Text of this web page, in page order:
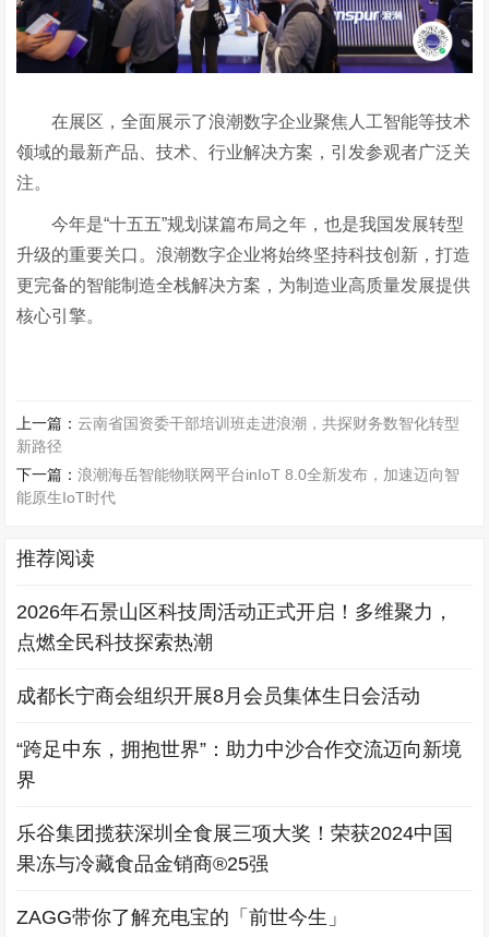
在展区，全面展示了浪潮数字企业聚焦人工智能等技术
领域的最新产品、技术、行业解决方案，引发参观者广泛关
注。
今年是“十五五”规划谋篇布局之年，也是我国发展转型
升级的重要关口。浪潮数字企业将始终坚持科技创新，打造
更完备的智能制造全栈解决方案，为制造业高质量发展提供
核心引擎。
上一篇：云南省国资委干部培训班走进浪潮，共探财务数智化转型
新路径
下一篇：浪潮海岳智能物联网平台inIoT 8.0全新发布，加速迈向智
能原生IoT时代
推荐阅读
2026年石景山区科技周活动正式开启！多维聚力，
点燃全民科技探索热潮
成都长宁商会组织开展8月会员集体生日会活动
“跨足中东，拥抱世界”：助力中沙合作交流迈向新境
界
乐谷集团揽获深圳全食展三项大奖！荣获2024中国
果冻与冷藏食品金销商®25强
ZAGG带你了解充电宝的「前世今生」